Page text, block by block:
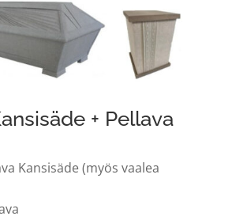
+ Pellava
Kansisäde (myös vaalea